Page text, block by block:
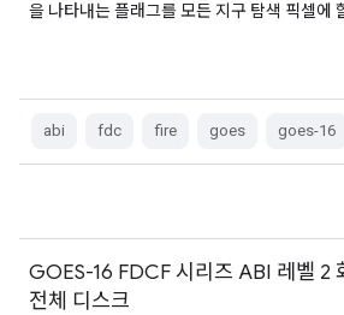
을 나타내는 플래그를 모든 지구 탐색 픽셀에
abi fdc fire goes goes-16
GOES-16 FDCF 시리즈 ABI 레벨 2
전체 디스크